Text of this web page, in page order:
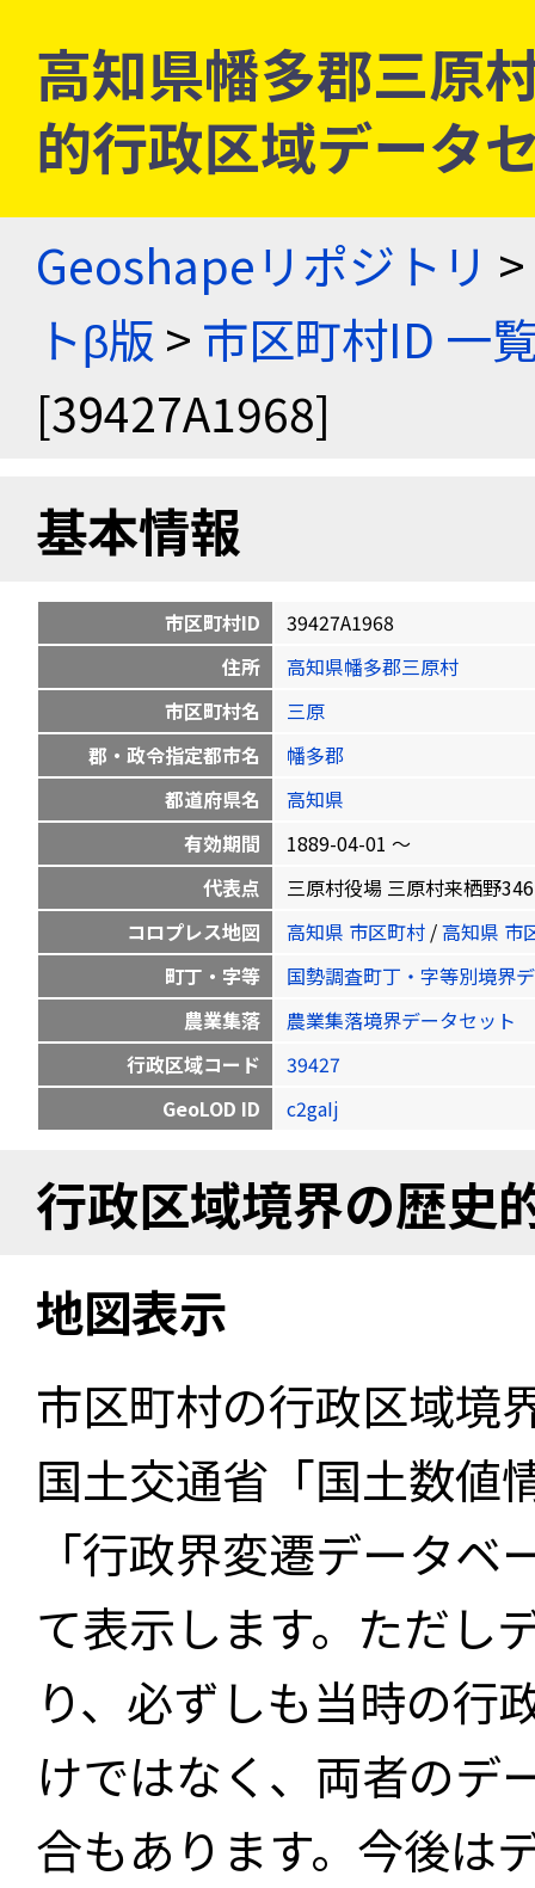
高知県幡多郡三原
的行政区域データ
Geoshapeリポジトリ >
トβ版 > 市区町村ID 一
[39427A1968]
基本情報
市区町村ID
39427A1968
住所
高知県幡多郡三原村
市区町村名
三原
郡・政令指定都市名
幡多郡
都道府県名
高知県
有効期間
1889-04-01 〜
代表点
三原村役場 三原村来栖野
コロプレス地図
高知県 市区町村 /高知県 市
町丁・字等
国勢調査町丁・字等別境界
農業集落
農業集落境界データセット
行政区域コード
39427
GeoLOD ID
c2gaIj
行政区域境界の歴史
地図表示
市区町村の行政区域境
国土交通省「国土数値
「行政界変遷データ
て表示します。ただし
り、必ずしも当時の行
けではなく、両者のデ
合もあります。今後は